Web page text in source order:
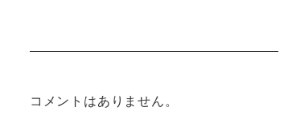
コメントはありません。